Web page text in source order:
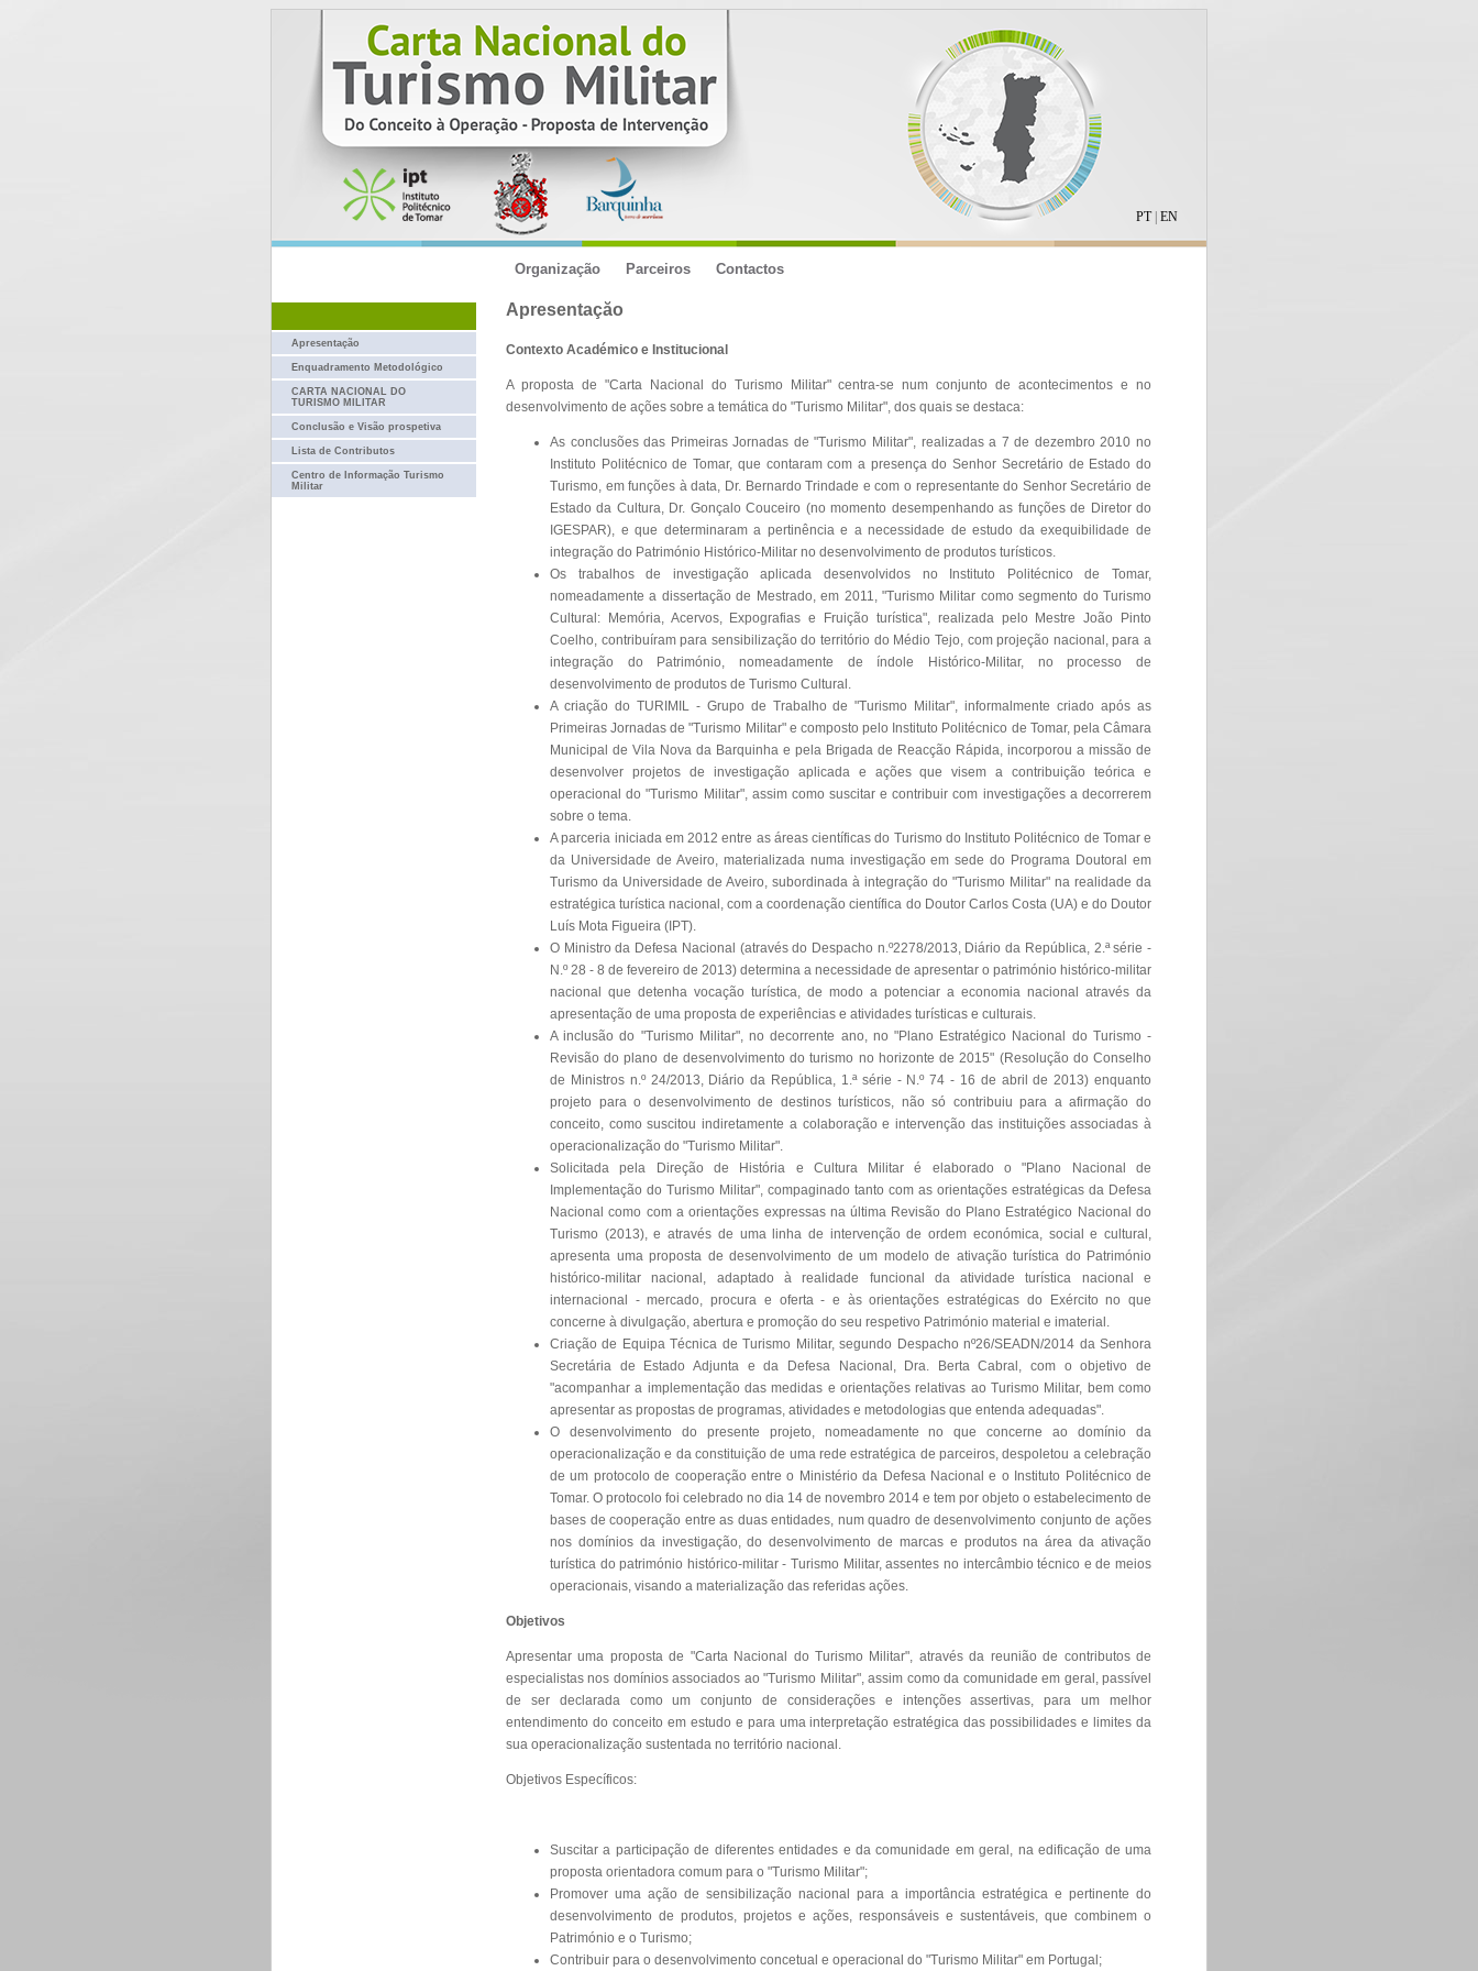
PT| EN
Organização Parceiros Contactos
Apresentação
Enquadramento Metodológico
CARTA NACIONAL DO
TURISMO MILITAR
Conclusão e Visão prospetiva
Lista de Contributos
Centro de Informação Turismo
Militar
Apresentaçăo
Contexto Académico e Institucional
A proposta de "Carta Nacional do Turismo Militar" centra-se num conjunto de acontecimentos e no
desenvolvimento de ações sobre a temática do "Turismo Militar", dos quais se destaca:
As conclusões das Primeiras Jornadas de "Turismo Militar", realizadas a 7 de dezembro 2010 no
Instituto Politécnico de Tomar, que contaram com a presença do Senhor Secretário de Estado do
Turismo, em funções à data, Dr. Bernardo Trindade e com o representante do Senhor Secretário de
Estado da Cultura, Dr. Gonçalo Couceiro (no momento desempenhando as funções de Diretor do
IGESPAR), e que determinaram a pertinência e a necessidade de estudo da exequibilidade de
integração do Património Histórico-Militar no desenvolvimento de produtos turísticos.
Os trabalhos de investigação aplicada desenvolvidos no Instituto Politécnico de Tomar,
nomeadamente a dissertação de Mestrado, em 2011, "Turismo Militar como segmento do Turismo
Cultural: Memória, Acervos, Expografias e Fruição turística", realizada pelo Mestre João Pinto
Coelho, contribuíram para sensibilização do território do Médio Tejo, com projeção nacional, para a
integração do Património, nomeadamente de índole Histórico-Militar, no processo de
desenvolvimento de produtos de Turismo Cultural.
A criação do TURIMIL - Grupo de Trabalho de "Turismo Militar", informalmente criado após as
Primeiras Jornadas de "Turismo Militar" e composto pelo Instituto Politécnico de Tomar, pela Câmara
Municipal de Vila Nova da Barquinha e pela Brigada de Reacção Rápida, incorporou a missão de
desenvolver projetos de investigação aplicada e ações que visem a contribuição teórica e
operacional do "Turismo Militar", assim como suscitar e contribuir com investigações a decorrerem
sobre o tema.
A parceria iniciada em 2012 entre as áreas científicas do Turismo do Instituto Politécnico de Tomar e
da Universidade de Aveiro, materializada numa investigação em sede do Programa Doutoral em
Turismo da Universidade de Aveiro, subordinada à integração do "Turismo Militar" na realidade da
estratégica turística nacional, com a coordenação científica do Doutor Carlos Costa (UA) e do Doutor
Luís Mota Figueira (IPT).
O Ministro da Defesa Nacional (através do Despacho n.º2278/2013, Diário da República, 2.ª série -
N.º 28 - 8 de fevereiro de 2013) determina a necessidade de apresentar o património histórico-militar
nacional que detenha vocação turística, de modo a potenciar a economia nacional através da
apresentação de uma proposta de experiências e atividades turísticas e culturais.
A inclusão do "Turismo Militar", no decorrente ano, no "Plano Estratégico Nacional do Turismo -
Revisão do plano de desenvolvimento do turismo no horizonte de 2015" (Resolução do Conselho
de Ministros n.º 24/2013, Diário da República, 1.ª série - N.º 74 - 16 de abril de 2013) enquanto
projeto para o desenvolvimento de destinos turísticos, não só contribuiu para a afirmação do
conceito, como suscitou indiretamente a colaboração e intervenção das instituições associadas à
operacionalização do "Turismo Militar".
Solicitada pela Direção de História e Cultura Militar é elaborado o "Plano Nacional de
Implementação do Turismo Militar", compaginado tanto com as orientações estratégicas da Defesa
Nacional como com a orientações expressas na última Revisão do Plano Estratégico Nacional do
Turismo (2013), e através de uma linha de intervenção de ordem económica, social e cultural,
apresenta uma proposta de desenvolvimento de um modelo de ativação turística do Património
histórico-militar nacional, adaptado à realidade funcional da atividade turística nacional e
internacional - mercado, procura e oferta - e às orientações estratégicas do Exército no que
concerne à divulgação, abertura e promoção do seu respetivo Património material e imaterial.
Criação de Equipa Técnica de Turismo Militar, segundo Despacho nº26/SEADN/2014 da Senhora
Secretária de Estado Adjunta e da Defesa Nacional, Dra. Berta Cabral, com o objetivo de
"acompanhar a implementação das medidas e orientações relativas ao Turismo Militar, bem como
apresentar as propostas de programas, atividades e metodologias que entenda adequadas".
O desenvolvimento do presente projeto, nomeadamente no que concerne ao domínio da
operacionalização e da constituição de uma rede estratégica de parceiros, despoletou a celebração
de um protocolo de cooperação entre o Ministério da Defesa Nacional e o Instituto Politécnico de
Tomar. O protocolo foi celebrado no dia 14 de novembro 2014 e tem por objeto o estabelecimento de
bases de cooperação entre as duas entidades, num quadro de desenvolvimento conjunto de ações
nos domínios da investigação, do desenvolvimento de marcas e produtos na área da ativação
turística do património histórico-militar - Turismo Militar, assentes no intercâmbio técnico e de meios
operacionais, visando a materialização das referidas ações.
Objetivos
Apresentar uma proposta de "Carta Nacional do Turismo Militar", através da reunião de contributos de
especialistas nos domínios associados ao "Turismo Militar", assim como da comunidade em geral, passível
de ser declarada como um conjunto de considerações e intenções assertivas, para um melhor
entendimento do conceito em estudo e para uma interpretação estratégica das possibilidades e limites da
sua operacionalização sustentada no território nacional.
Objetivos Específicos:
Suscitar a participação de diferentes entidades e da comunidade em geral, na edificação de uma
proposta orientadora comum para o "Turismo Militar";
Promover uma ação de sensibilização nacional para a importância estratégica e pertinente do
desenvolvimento de produtos, projetos e ações, responsáveis e sustentáveis, que combinem o
Património e o Turismo;
Contribuir para o desenvolvimento concetual e operacional do "Turismo Militar" em Portugal;